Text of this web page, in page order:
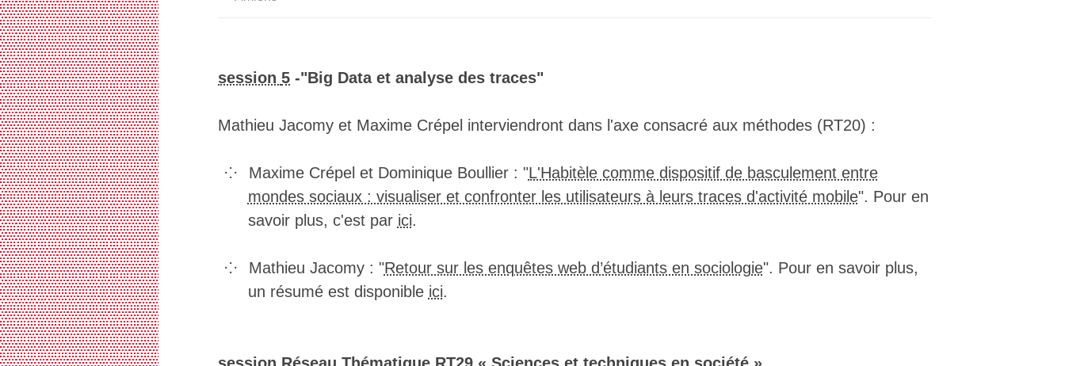
session 5 -"Big Data et analyse des traces"
Mathieu Jacomy et Maxime Crépel interviendront dans l'axe consacré aux méthodes (RT20) :
Maxime Crépel et Dominique Boullier : "L'Habitèle comme dispositif de basculement entre
mondes sociaux : visualiser et confronter les utilisateurs à leurs traces d'activité mobile". Pour en
savoir plus, c'est par ici.
Mathieu Jacomy : "Retour sur les enquêtes web d’étudiants en sociologie". Pour en savoir plus,
un résumé est disponible ici.
session Réseau Thématique RT29 « Sciences et techniques en société »